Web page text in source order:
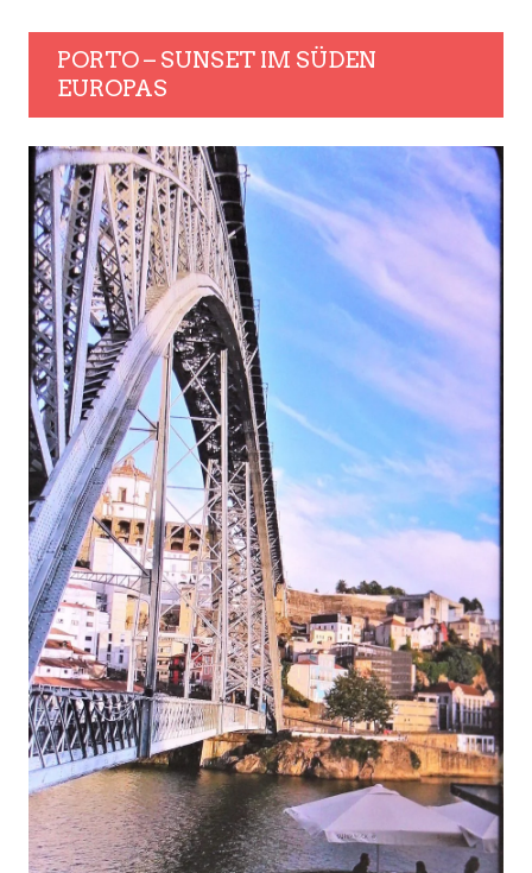
PORTO – SUNSET IM SÜDEN
EUROPAS